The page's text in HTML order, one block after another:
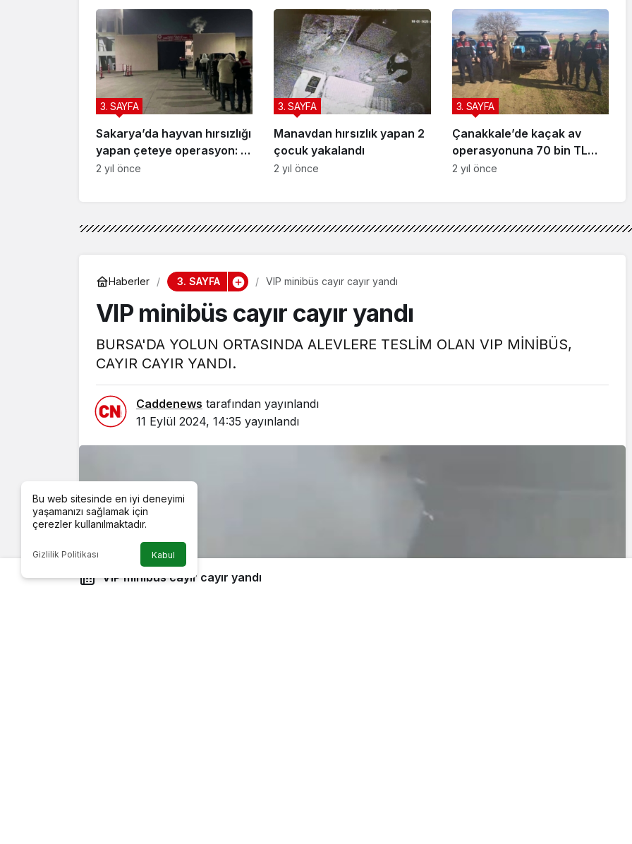
yakalandı
Sakarya’da hayvan hırsızlığı
yapan çeteye operasyon: 7
tutuklama
3. SAYFA
2 yıl önce
Manavdan hırsızlık yapan 2
çocuk yakalandı
3. SAYFA
2 yıl önce
Çanakkale’de kaçak av
operasyonuna 70 bin TL
ceza
3. SAYFA
2 yıl önce
Haberler 3. SAYFA VIP minibüs cayır cayır yandı
VIP minibüs cayır cayır yandı
BURSA'DA YOLUN ORTASINDA ALEVLERE TESLİM OLAN VIP MİNİBÜS,
CAYIR CAYIR YANDI.
Caddenews tarafından yayınlandı
11 Eylül 2024, 14:35 yayınlandı
VIP minibüs cayır cayır yandı
Bu web sitesinde en iyi deneyimi
yaşamanızı sağlamak için
çerezler kullanılmaktadır.
Gizlilik Politikası Kabul